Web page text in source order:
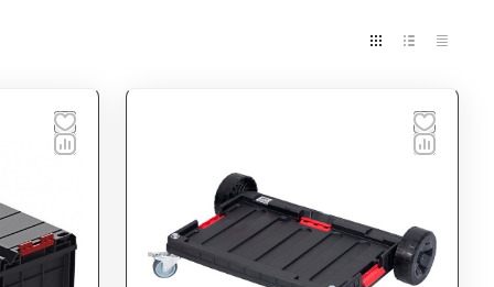
стендов. Легко расширять и
по Казахстану и снижает логистические